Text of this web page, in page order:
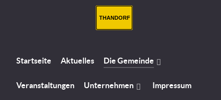
THANDORF
Startseite Aktuelles Die Gemeinde
Veranstaltungen Unternehmen Impressum